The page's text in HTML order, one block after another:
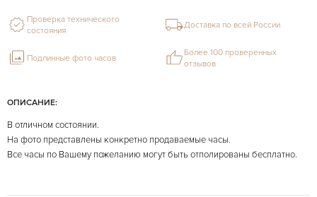
ОПИСАНИЕ:
В отличном состоянии.
На фото представлены конкретно продаваемые часы.
Все часы по Вашему пожеланию могут быть отполированы бесплатно.
Проверка технического
состояния
Доставка по всей России
Подлинные фото часов
Более 100 проверенных
отзывов